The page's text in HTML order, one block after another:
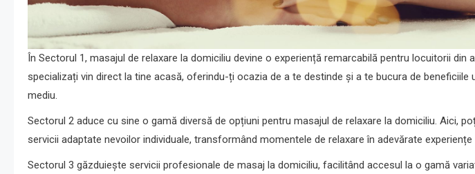
În Sectorul 1, masajul de relaxare la domiciliu devine o experiență remarcabilă pentru locuitorii din
specializați vin direct la tine acasă, oferindu-ți ocazia de a te destinde și a te bucura de beneficiile
mediu.
Sectorul 2 aduce cu sine o gamă diversă de opțiuni pentru masajul de relaxare la domiciliu. Aici,
servicii adaptate nevoilor individuale, transformând momentele de relaxare în adevărate
Sectorul 3 găzduiește servicii profesionale de masaj la domiciliu, facilitând accesul la o gamă